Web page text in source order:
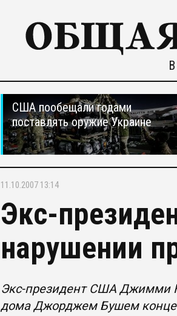
США пообещали годами
поставлять оружие Украине
11.10.2007 13:14
Экс-
нарушении
Экс-президент США Джимми
дома Джорджем Бушем